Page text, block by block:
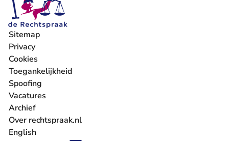
Sitemap
Privacy
Cookies
Toegankelijkheid
Spoofing
Vacatures
- U verlaat Rechtspraak.nl
Archief
Over rechtspraak.nl
English